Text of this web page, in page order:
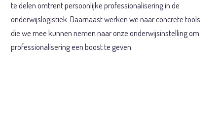
te delen omtrent persoonlijke professionalisering in de
onderwijslogistiek. Daarnaast werken we naar concrete tools
die we mee kunnen nemen naar onze onderwijsinstelling om
professionalisering een boost te geven.